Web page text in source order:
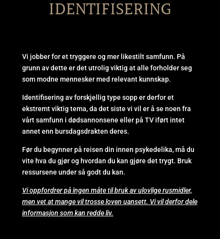
IDENTIFISERING
Vi jobber for et tryggere og mer likestilt samfunn. På
grunn av dette er det utrolig viktig at alle forholder seg
som modne mennesker med relevant kunnskap.
Identifisering av forskjellig type sopp er derfor et
ekstremt viktig tema, da det siste vi vil er å se noen fra
vårt samfunn i dødsannonsene eller på TV iført intet
annet enn bursdagsdrakten deres.
Før du begynner på reisen din innen psykedelika, må du
vite hva du gjør og hvordan du kan gjøre det trygt. Bruk
ressursene under så godt du kan.
Vi oppfordrer på ingen måte til bruk av ulovlige rusmidler,
men vet at mange vil trosse loven uansett. Vi vil derfor dele
informasjon som kan redde liv.